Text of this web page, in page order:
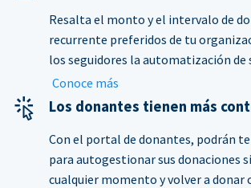
Resalta el monto y el intervalo de
recurrente preferidos de tu
los seguidores la automatización de
Conoce más
Los donantes tienen más
Con el portal de donantes, podrán
para autogestionar sus donaciones
cualquier momento y volver a donar